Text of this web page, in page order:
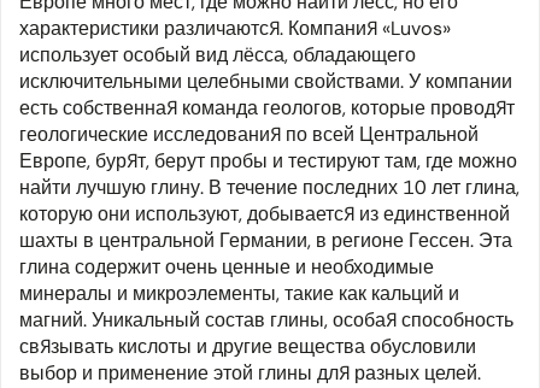
характеристики различаются. Компания «Luvos»
использует особый вид лёсса, обладающего
исключительными целебными свойствами. У компании
есть собственная команда геологов, которые проводят
геологические исследования по всей Центральной
Европе, бурят, берут пробы и тестируют там, где можно
найти лучшую глину. В течение последних 10 лет глина,
которую они используют, добывается из единственной
шахты в центральной Германии, в регионе Гессен. Эта
глина содержит очень ценные и необходимые
минералы и микроэлементы, такие как кальций и
магний. Уникальный состав глины, особая способность
связывать кислоты и другие вещества обусловили
выбор и применение этой глины для разных целей.